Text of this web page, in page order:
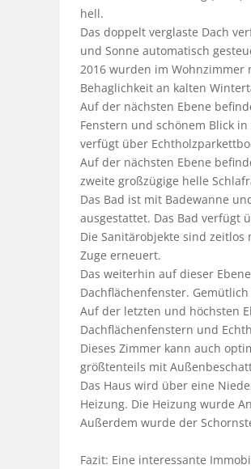
hell.
Das doppelt verglaste Dach
und Sonne automatisch
2016 wurden im Wohnzimmer
Behaglichkeit an kalten
Auf der nächsten Ebene
Fenstern und schönem Blick
verfügt über
Auf der nächsten Ebene
zweite großzügige helle
Das Bad ist mit Badewanne
ausgestattet. Das Bad verfügt
Die Sanitärobjekte sind
Zuge erneuert.
Das weiterhin auf dieser
Dachflächenfenster.
Auf der letzten und höchsten
Dachflächenfenstern und
Dieses Zimmer kann auch
größtenteils mit
Das Haus wird über eine
Heizung. Die Heizung wurde
Außerdem wurde der
Fazit: Eine interessante